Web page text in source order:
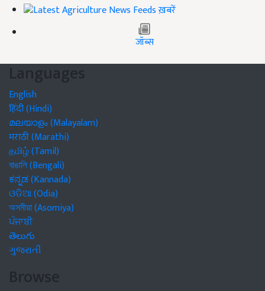
ख़बरें
जॉब्स
Languages
English
हिंदी (Hindi)
മലയാളം (Malayalam)
मराठी (Marathi)
தமிழ் (Tamil)
বাঙালি (Bengali)
ಕನ್ನಡ (Kannada)
ଓଡିଆ (Odia)
অসমীয়া (Asomiya)
ਪੰਜਾਬੀ
తెలుగు
ગુજરાતી
Browse